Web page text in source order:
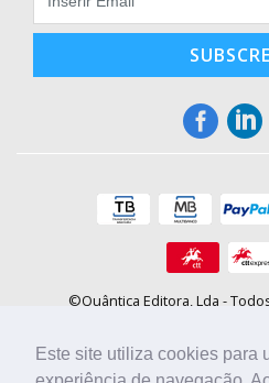
Este site utiliza cookies para
©Quântica Editora, Lda -
E-mail:
Tel.: +351 220 104 872(custo